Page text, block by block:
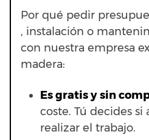
Por qué pedir
, instalación o
con nuestra empresa
madera:
Es gratis y sin
coste. Tú decides si
realizar el trabajo.